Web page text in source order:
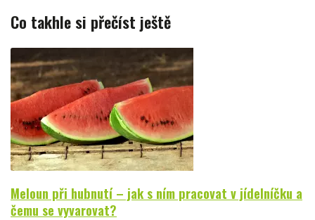
Co takhle si přečíst ještě
Meloun při hubnutí – jak s ním pracovat v jídelníčku a
čemu se vyvarovat?